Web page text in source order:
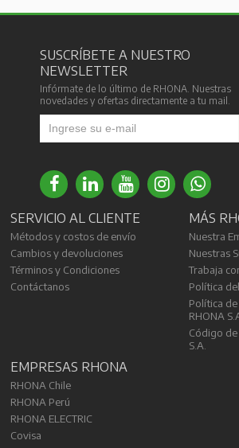
SUSCRÍBETE A NUESTRO
NEWSLETTER
Infórmate de lo último de RHONA. Nuestras
novedades y ofertas directamente a tu mail.
SERVICIO AL CLIENTE
Métodos y costos de envío
Cambios y devoluciones
Términos y Condiciones
Contáctanos
MÁS
Nuestra
Nuestras
Trabaja
Política del
Política
RHONA
Código de
S.A.
EMPRESAS RHONA
RHONA Chile
RHONA Perú
RHONA ELECTRIC
Covisa